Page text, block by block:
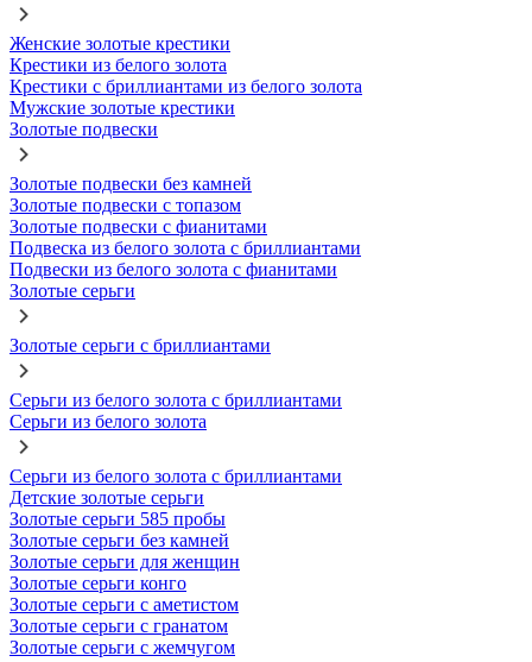
Женские золотые крестики
Крестики из белого золота
Крестики с бриллиантами из белого золота
Мужские золотые крестики
Золотые подвески
Золотые подвески без камней
Золотые подвески с топазом
Золотые подвески с фианитами
Подвеска из белого золота с бриллиантами
Подвески из белого золота с фианитами
Золотые серьги
Золотые серьги с бриллиантами
Серьги из белого золота с бриллиантами
Серьги из белого золота
Серьги из белого золота с бриллиантами
Детские золотые серьги
Золотые серьги 585 пробы
Золотые серьги без камней
Золотые серьги для женщин
Золотые серьги конго
Золотые серьги с аметистом
Золотые серьги с гранатом
Золотые серьги с жемчугом